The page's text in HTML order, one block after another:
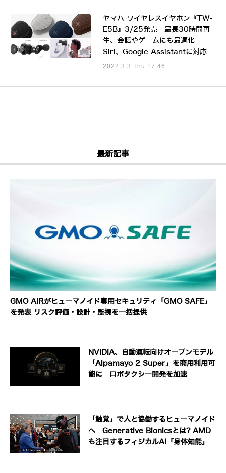
ヤマハ ワイヤレスイヤホン『TW-
E5B』3/25発売 最長30時間再
生、会話やゲームにも最適化
Siri、Google Assistantに対応
2022.3.3 Thu 17:46
最新記事
GMO AIRがヒューマノイド専用セキュリティ「GMO SAFE」
を発表 リスク評価・設計・監視を一括提供
NVIDIA、自動運転向けオープンモデル
「Alpamayo 2 Super」を商用利用可
能に ロボタクシー開発を加速
「触覚」で人と協働するヒューマノイド
へ Generative Bionicsとは? AMD
も注目するフィジカルAI「身体知能」